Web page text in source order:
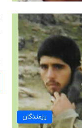
رزمندگان